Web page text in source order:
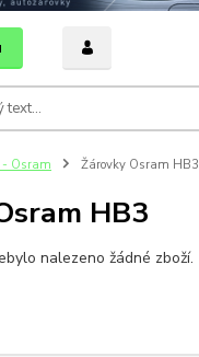
- Osram Žárovky Osram HB3
HB3
nalezeno žádné zboží.